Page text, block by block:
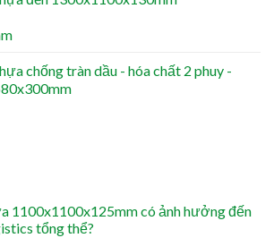
chống tràn dầu - hóa chất 2 phuy -
1100x1100x125mm có ảnh hưởng đến
tổng thể?